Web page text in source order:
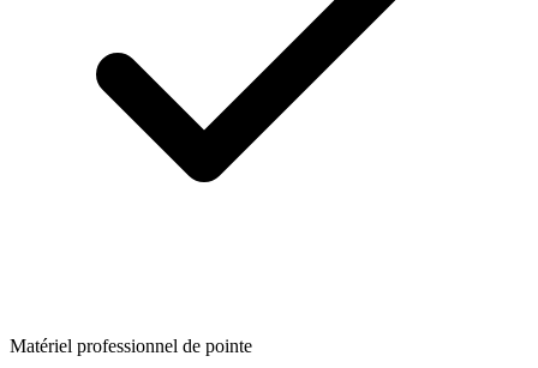
Matériel professionnel de pointe